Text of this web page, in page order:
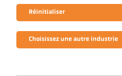
Réinitialiser
Choisissez une autre industrie